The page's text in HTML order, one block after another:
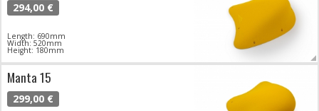
294,00 €
Length: 690mm
Width: 520mm
Height: 180mm
Manta 15
299,00 €